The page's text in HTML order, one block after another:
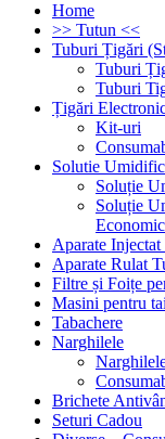
Home
>> Tutun <<
Tuburi Țigări
Tuburi
Tuburi
Țigări
Kit-uri
Solutie
Soluție
Soluție
Aparate Injectat
Aparate Rulat
Filtre și Foițe
Masini pentru
Tabachere
Narghilele
Brichete
Seturi Cadou